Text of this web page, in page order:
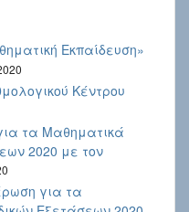
Εκπαίδευση»
Κέντρου
τα Μαθηματικά
2020 με τον
για τα